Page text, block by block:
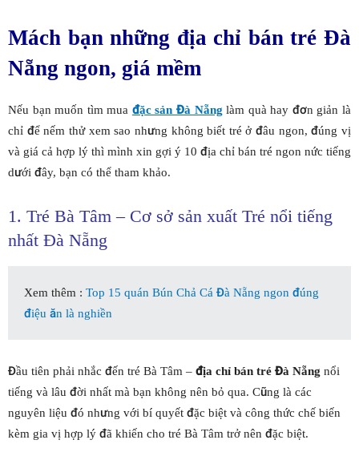
Mách bạn những địa chỉ bán tré Đà
Nẵng ngon, giá mềm
Nếu bạn muốn tìm mua đặc sản Đà Nẵng làm quà hay đơn giản là
chỉ để nếm thử xem sao nhưng không biết tré ở đâu ngon, đúng vị
và giá cả hợp lý thì mình xin gợi ý 10 địa chỉ bán tré ngon nức tiếng
dưới đây, bạn có thể tham khảo.
1. Tré Bà Tâm – Cơ sở sản xuất Tré nổi tiếng
nhất Đà Nẵng
Xem thêm : Top 15 quán Bún Chả Cá Đà Nẵng ngon đúng
điệu ăn là nghiền
Đầu tiên phải nhắc đến tré Bà Tâm – địa chỉ bán tré Đà Nẵng nổi
tiếng và lâu đời nhất mà bạn không nên bỏ qua. Cũng là các
nguyên liệu đó nhưng với bí quyết đặc biệt và công thức chế biến
kèm gia vị hợp lý đã khiến cho tré Bà Tâm trở nên đặc biệt.